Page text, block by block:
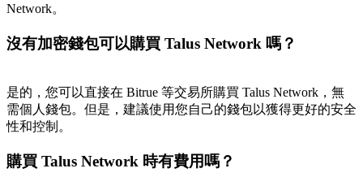
Network。
沒有加密錢包可以購買 Talus Network 嗎？
是的，您可以直接在 Bitrue 等交易所購買 Talus Network，無
需個人錢包。但是，建議使用您自己的錢包以獲得更好的安全
性和控制。
購買 Talus Network 時有費用嗎？